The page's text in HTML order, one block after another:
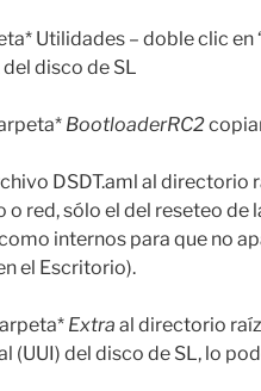
Utilidades – doble clic
disco de SL
BootloaderRC2
DSDT.aml al directorio
o red, sólo el del reseteo de
internos para que no
el Escritorio).
Extra al directorio
(UUI) del disco de SL, lo